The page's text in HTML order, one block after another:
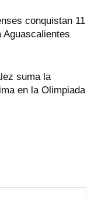
conquistan 11
Aguascalientes
suma la
en la Olimpiada